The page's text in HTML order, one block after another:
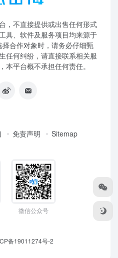
，不直接提供或出售任何形式
具、软件及服务项目均来源于
合作对象时，请务必仔细甄
任何纠纷，请直接联系相关服
平台概不承担任何责任。
免责声明 Sitemap
微信公众号
备19011274号-2